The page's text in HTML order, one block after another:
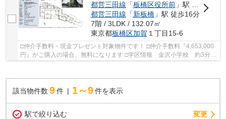
都営三田線 「板橋区役所前」駅 徒歩11分
都営三田線 「新板橋」駅 徒歩16分
7階 / 3LDK / 132.07㎡
東京都板橋区加賀 １丁目15-6
□仲介手数料・現金プレゼント対象物件です！ □仲介手数料『4,653,000
円』がご購入の場合、無料になります □学区情報 金沢小学校 約3分
該当物件数 9件 1～9 件を表示
駅で絞り込む 変更